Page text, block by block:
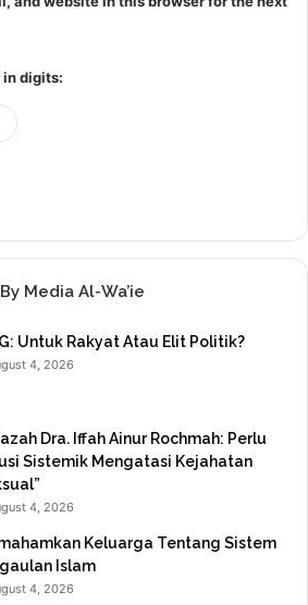
in digits:
By Media Al-Wa’ie
Untuk Rakyat Atau Elit Politik?
4, 2026
Dra. Iffah Ainur Rochmah: Perlu
Sistemik Mengatasi Kejahatan
4, 2026
Keluarga Tentang Sistem
Islam
4, 2026